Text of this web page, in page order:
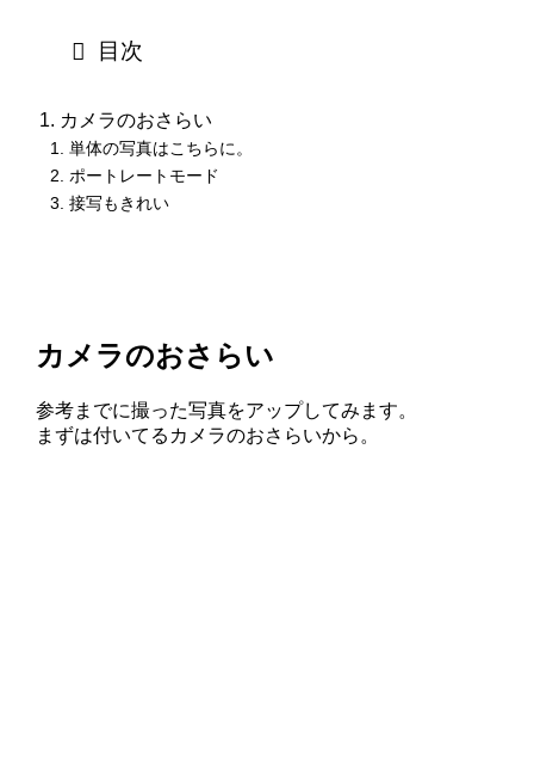
目次
カメラのおさらい
単体の写真はこちらに。
ポートレートモード
接写もきれい
カメラのおさらい
参考までに撮った写真をアップしてみます。
まずは付いてるカメラのおさらいから。